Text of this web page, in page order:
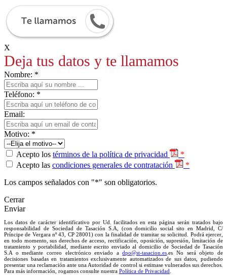
X
Deja tus datos y te llamamos
Nombre: *
Teléfono: *
Email:
Motivo: *
Acepto los términos de la política de privacidad
*
Acepto las condiciones generales de contratación
*
Los campos señalados con "*" son obligatorios.
Cerrar
Enviar
Los datos de carácter identificativo por Ud. facilitados en esta página serán tratados bajo
responsabilidad de Sociedad de Tasación S.A, (con domicilio social sito en Madrid, C/
Príncipe de Vergara nº 43, CP 28001) con la finalidad de tramitar su solicitud. Podrá ejercer,
en todo momento, sus derechos de acceso, rectificación, oposición, supresión, limitación de
tratamiento y portabilidad, mediante escrito enviado al domicilio de Sociedad de Tasación
S.A o mediante correo electrónico enviado adpo@st-tasacion.es .es No será objeto de
decisiones basadas en tratamientos exclusivamente automatizados de sus datos, pudiendo
presentar una reclamación ante una Autoridad de control si estimase vulnerados sus derechos.
Para más información, rogamos consulte nuestra Política de Privacidad